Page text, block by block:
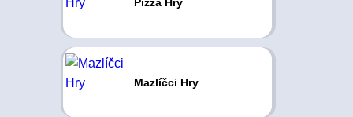
Mazlíčci Hry